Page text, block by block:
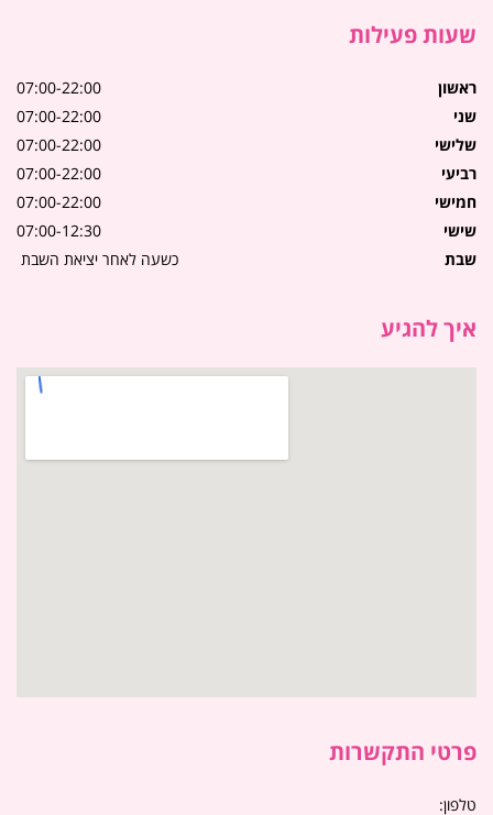
שעות פעילות
ראשון
07:00-22:00
שני
07:00-22:00
שלישי
07:00-22:00
רביעי
07:00-22:00
חמישי
07:00-22:00
שישי
07:00-12:30
שבת
כשעה לאחר יציאת השבת
איך להגיע
פרטי התקשרות
טלפון: